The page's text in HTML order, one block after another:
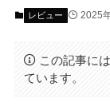
レビュー 2025
この記事に
ています。